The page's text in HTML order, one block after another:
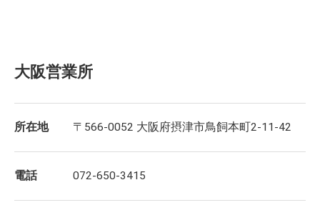
大阪営業所
所在地 〒566-0052 大阪府摂津市鳥飼本町2-11-42
電話 072-650-3415